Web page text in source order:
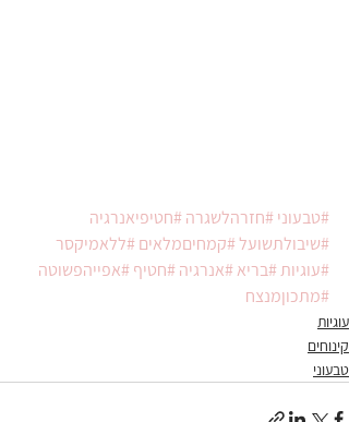
#טבעוני#חזרהלשגרה#חטיפיאנרגיה
#שיבולתשועל#קמחיםמלאים#ללאמיקסר
#עוגיות#בריא#אנרגיה#חטיף#אפייהפשוטה
#מתכוןמנצח
עוגיות
קינוחים
טבעוני